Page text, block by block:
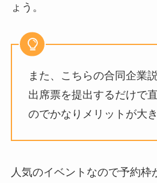
ょう。
また、こちらの合同企業
出席票を提出するだけで
のでかなりメリットが大き
人気のイベントなので予約枠